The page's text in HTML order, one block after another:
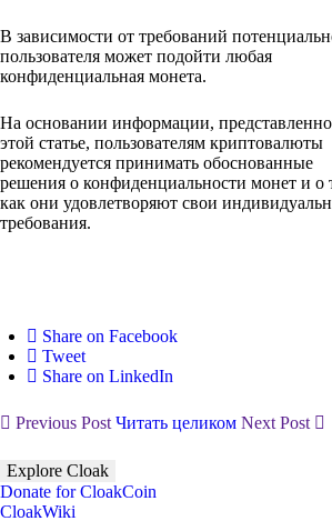
В зависимости от требований
пользователя может подойти любая
конфиденциальная монета.
На основании информации,
этой статье, пользователям криптовалюты
рекомендуется принимать обоснованные
решения о конфиденциальности монет и о
как они удовлетворяют свои
требования.
Share on Facebook
Tweet
Share on LinkedIn
Previous Post Читать целиком Next Post
Explore Cloak
Donate for CloakCoin
CloakWiki